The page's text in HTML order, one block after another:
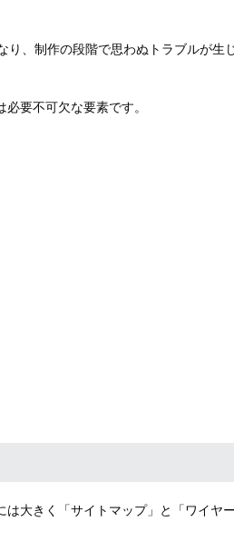
、制作の段階で思わぬトラブルが生
要不可欠な要素です。
大きく「サイトマップ」と「ワイヤ